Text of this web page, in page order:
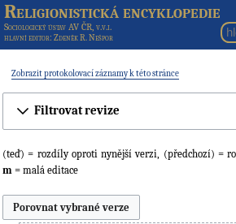
Religionistická encyklopedie
Sociologický ústav AV ČR, v.v.i.
hlavní editor: Zdeněk R. Nešpor
Zobrazit protokolovací záznamy k této stránce
Filtrovat revize
(teď) = rozdíly oproti nynější verzi, (předchozí) =
m = malá editace